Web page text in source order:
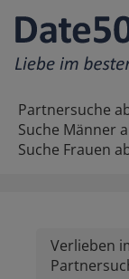
Partnersuche
Suche Männer
Suche Frauen
Verlieben